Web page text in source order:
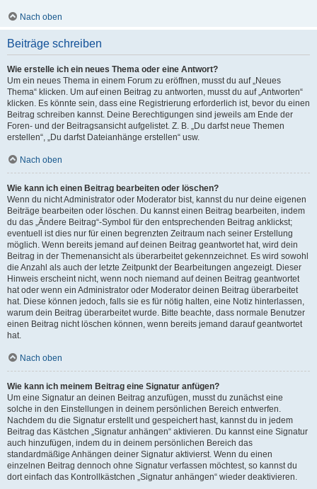
Nach oben
Beiträge schreiben
Wie erstelle ich ein neues Thema oder eine Antwort?
Um ein neues Thema in einem Forum zu eröffnen, musst du auf „Neues
Thema“ klicken. Um auf einen Beitrag zu antworten, musst du auf „Antworten“
klicken. Es könnte sein, dass eine Registrierung erforderlich ist, bevor du einen
Beitrag schreiben kannst. Deine Berechtigungen sind jeweils am Ende der
Foren- und der Beitragsansicht aufgelistet. Z. B. „Du darfst neue Themen
erstellen“, „Du darfst Dateianhänge erstellen“ usw.
Nach oben
Wie kann ich einen Beitrag bearbeiten oder löschen?
Wenn du nicht Administrator oder Moderator bist, kannst du nur deine eigenen
Beiträge bearbeiten oder löschen. Du kannst einen Beitrag bearbeiten, indem
du das „Ändere Beitrag“-Symbol für den entsprechenden Beitrag anklickst;
eventuell ist dies nur für einen begrenzten Zeitraum nach seiner Erstellung
möglich. Wenn bereits jemand auf deinen Beitrag geantwortet hat, wird dein
Beitrag in der Themenansicht als überarbeitet gekennzeichnet. Es wird sowohl
die Anzahl als auch der letzte Zeitpunkt der Bearbeitungen angezeigt. Dieser
Hinweis erscheint nicht, wenn noch niemand auf deinen Beitrag geantwortet
hat oder wenn ein Administrator oder Moderator deinen Beitrag überarbeitet
hat. Diese können jedoch, falls sie es für nötig halten, eine Notiz hinterlassen,
warum dein Beitrag überarbeitet wurde. Bitte beachte, dass normale Benutzer
einen Beitrag nicht löschen können, wenn bereits jemand darauf geantwortet
hat.
Nach oben
Wie kann ich meinem Beitrag eine Signatur anfügen?
Um eine Signatur an deinen Beitrag anzufügen, musst du zunächst eine
solche in den Einstellungen in deinem persönlichen Bereich entwerfen.
Nachdem du die Signatur erstellt und gespeichert hast, kannst du in jedem
Beitrag das Kästchen „Signatur anhängen“ aktivieren. Du kannst eine Signatur
auch hinzufügen, indem du in deinem persönlichen Bereich das
standardmäßige Anhängen deiner Signatur aktivierst. Wenn du einen
einzelnen Beitrag dennoch ohne Signatur verfassen möchtest, so kannst du
dort einfach das Kontrollkästchen „Signatur anhängen“ wieder deaktivieren.